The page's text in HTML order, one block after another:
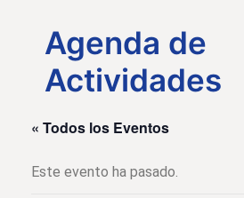
Agenda de
Actividades
« Todos los Eventos
Este evento ha pasado.